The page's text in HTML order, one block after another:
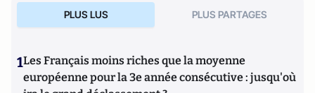
PLUS LUS PLUS PARTAGES
1Les Français moins riches que la moyenne
européenne pour la 3e année consécutive : jusqu'où